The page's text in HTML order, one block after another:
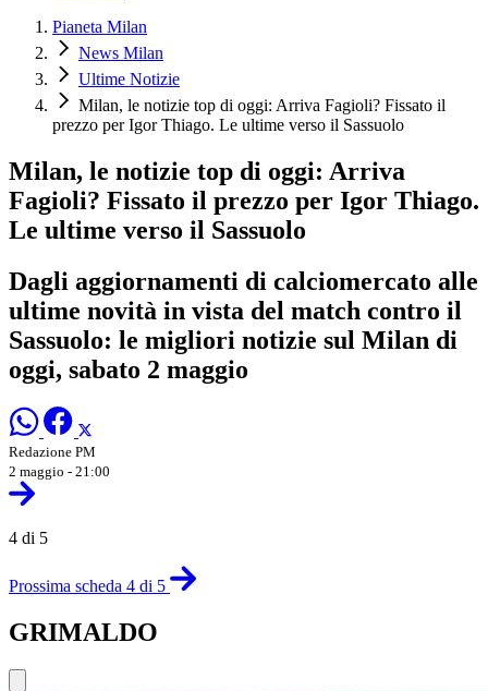
Pianeta Milan
News Milan
Ultime Notizie
Milan, le notizie top di oggi: Arriva Fagioli? Fissato il
prezzo per Igor Thiago. Le ultime verso il Sassuolo
Milan, le notizie top di oggi: Arriva
Fagioli? Fissato il prezzo per Igor Thiago.
Le ultime verso il Sassuolo
Dagli aggiornamenti di calciomercato alle
ultime novità in vista del match contro il
Sassuolo: le migliori notizie sul Milan di
oggi, sabato 2 maggio
Redazione PM
2 maggio - 21:00
4 di 5
Prossima scheda 4 di 5
GRIMALDO